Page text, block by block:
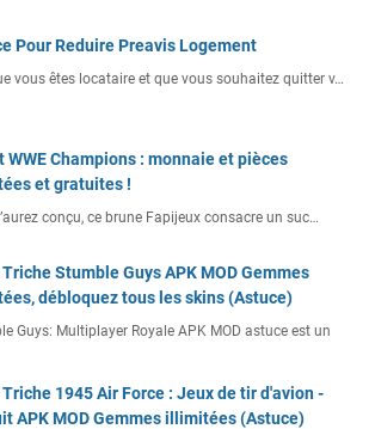
Pour Reduire Preavis Logement
vous êtes locataire et que vous souhaitez quitter v…
WWE Champions : monnaie et pièces
et gratuites !
conçu, ce brune Fapijeux consacre un suc…
Stumble Guys APK MOD Gemmes
débloquez tous les skins (Astuce)
Guys: Multiplayer Royale APK MOD astuce est un
Triche 1945 Air Force : Jeux de tir d'avion -
APK MOD Gemmes illimitées (Astuce)